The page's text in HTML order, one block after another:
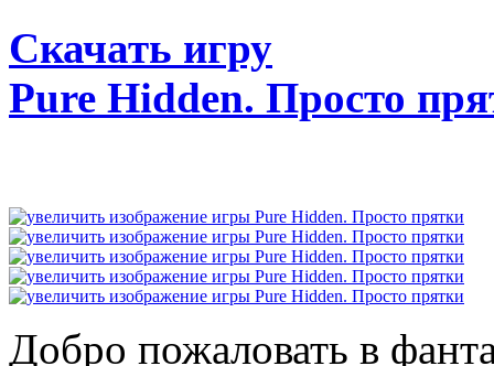
Скачать игру
Pure Hidden. Просто
Добро пожаловать в